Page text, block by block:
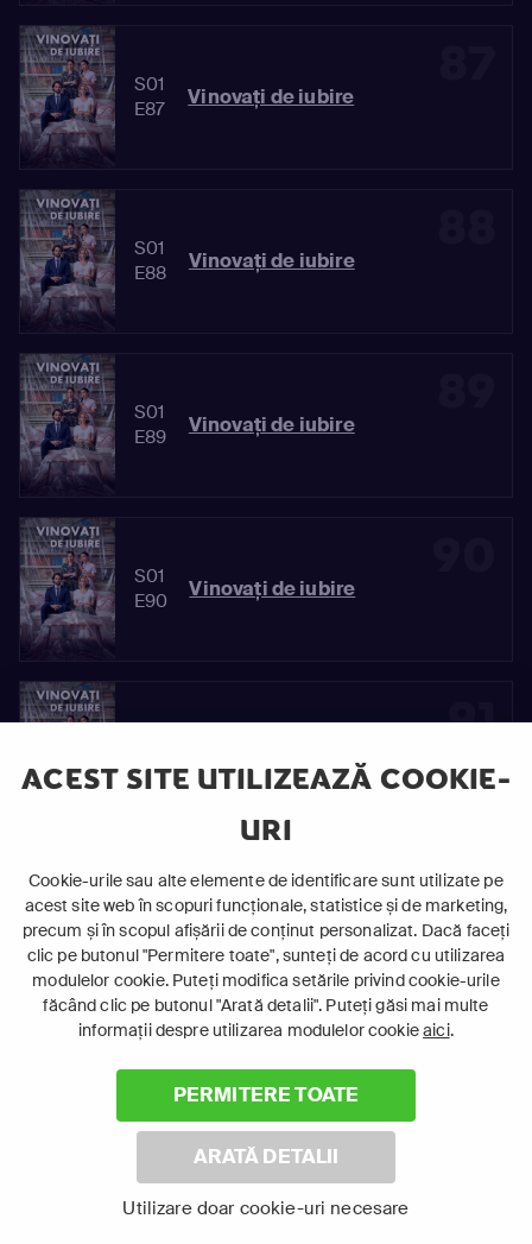
ACEST SITE UTILIZEAZĂ COOKIE-
URI
Cookie-urile sau alte elemente de identificare sunt utilizate pe
acest site web în scopuri funcționale, statistice și de marketing,
precum și în scopul afișării de conținut personalizat. Dacă faceți
clic pe butonul "Permitere toate", sunteți de acord cu utilizarea
modulelor cookie. Puteți modifica setările privind cookie-urile
făcând clic pe butonul "Arată detalii". Puteți găsi mai multe
informații despre utilizarea modulelor cookieaici.
PERMITERE TOATE
ARATĂ DETALII
Utilizare doar cookie-uri necesare
S01
E87
Vinovaţi de iubire
S01
E88
Vinovaţi de iubire
S01
E89
Vinovaţi de iubire
S01
E90
Vinovaţi de iubire
91
E91
92
S01
E92
Vinovaţi de iubire
93
S01